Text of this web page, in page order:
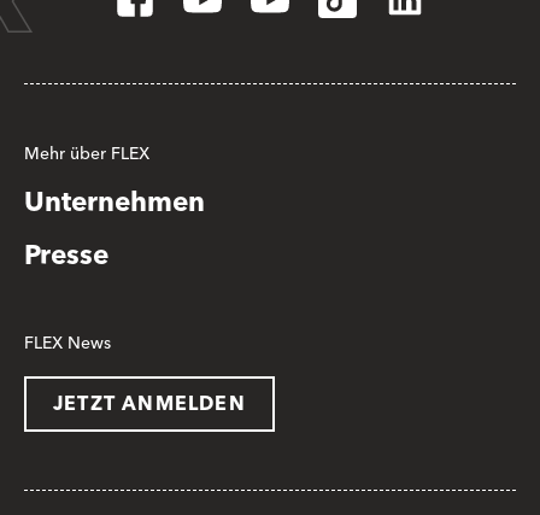
Mehr über FLEX
Unternehmen
Presse
FLEX News
JETZT ANMELDEN